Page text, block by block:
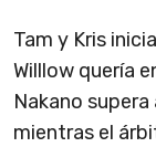
Tam y Kris
Willlow quería
Nakano
mientras el